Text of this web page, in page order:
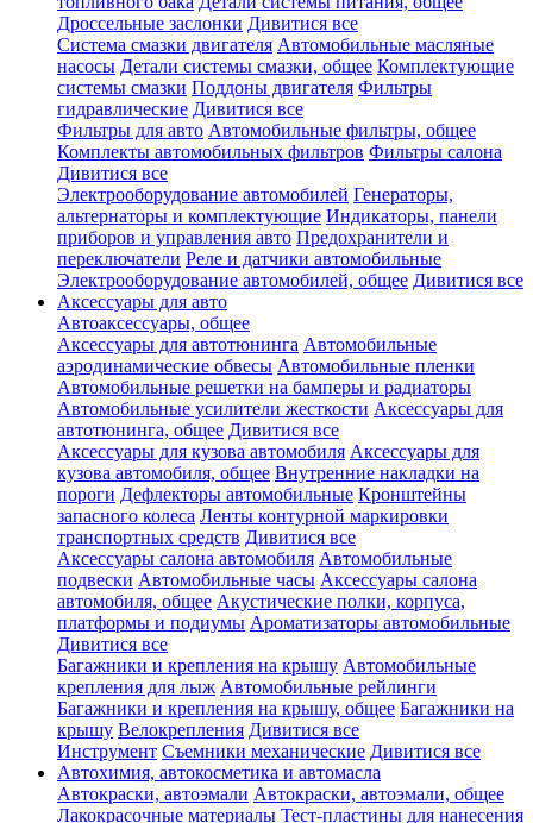
Дроссельные заслонки Дивитися все
Система смазки двигателя Автомобильные масляные
насосы Детали системы смазки, общее Комплектующие
системы смазки Поддоны двигателя Фильтры
гидравлические Дивитися все
Фильтры для авто Автомобильные фильтры, общее
Комплекты автомобильных фильтров Фильтры салона
Дивитися все
Электрооборудование автомобилей Генераторы,
альтернаторы и комплектующие Индикаторы, панели
приборов и управления авто Предохранители и
переключатели Реле и датчики автомобильные
Электрооборудование автомобилей, общее Дивитися все
Аксессуары для авто
Автоаксессуары, общее
Аксессуары для автотюнинга Автомобильные
аэродинамические обвесы Автомобильные пленки
Автомобильные решетки на бамперы и радиаторы
Автомобильные усилители жесткости Аксессуары для
автотюнинга, общее Дивитися все
Аксессуары для кузова автомобиля Аксессуары для
кузова автомобиля, общее Внутренние накладки на
пороги Дефлекторы автомобильные Кронштейны
запасного колеса Ленты контурной маркировки
транспортных средств Дивитися все
Аксессуары салона автомобиля Автомобильные
подвески Автомобильные часы Аксессуары салона
автомобиля, общее Акустические полки, корпуса,
платформы и подиумы Ароматизаторы автомобильные
Дивитися все
Багажники и крепления на крышу Автомобильные
крепления для лыж Автомобильные рейлинги
Багажники и крепления на крышу, общее Багажники на
крышу Велокрепления Дивитися все
Инструмент Съемники механические Дивитися все
Автохимия, автокосметика и автомасла
Автокраски, автоэмали Автокраски, автоэмали, общее
Лакокрасочные материалы Тест-пластины для нанесения